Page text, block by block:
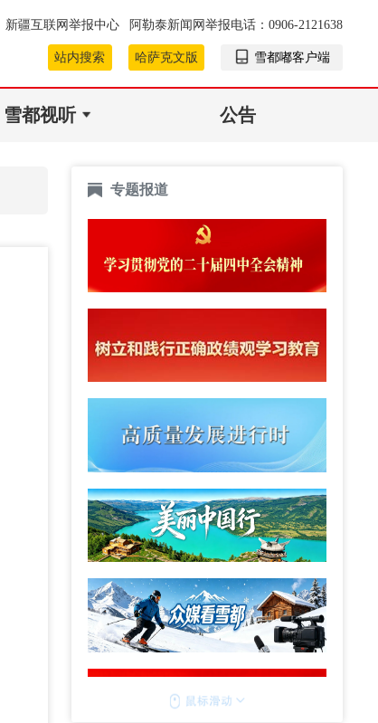
新疆互联网举报中心 阿勒泰新闻网举报电话：0906-2121638
站内搜索 哈萨克文版 雪都嘟客户端
雪都视听 公告
专题报道